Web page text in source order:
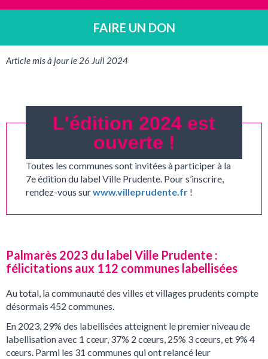
FAIRE UN DON
Article mis à jour le 26 Juil 2024
L'édition 2024 est
ouverte !
Toutes les communes sont invitées à participer à la
7e édition du label Ville Prudente. Pour s’inscrire,
rendez-vous surwww.villeprudente.fr !
Palmarès 2023 du label Ville Prudente :
félicitations aux 112 communes labellisées
Au total, la communauté des villes et villages prudents compte
désormais 452 communes.
En 2023, 29% des labellisées atteignent le premier niveau de
labellisation avec 1 cœur, 37% 2 cœurs, 25% 3 cœurs, et 9% 4
cœurs. Parmi les 31 communes qui ont relancé leur